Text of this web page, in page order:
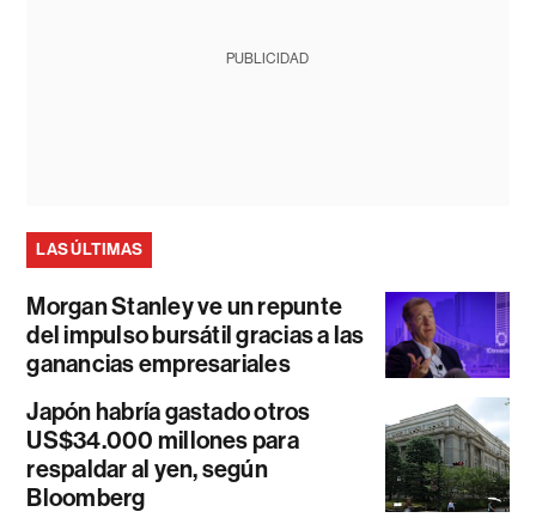
PUBLICIDAD
LAS ÚLTIMAS
Morgan Stanley ve un repunte
del impulso bursátil gracias a las
ganancias empresariales
Japón habría gastado otros
US$34.000 millones para
respaldar al yen, según
Bloomberg